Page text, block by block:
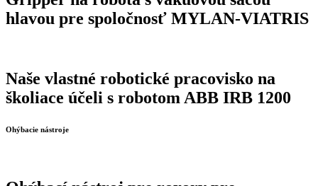
hlavou pre spoločnosť MYLAN-VIATRIS
Naše vlastné robotické pracovisko na
školiace účeli s robotom ABB IRB 1200
Ohýbacie nástroje